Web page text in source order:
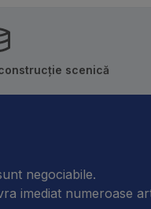
scenică
negociabile.
imediat numeroase